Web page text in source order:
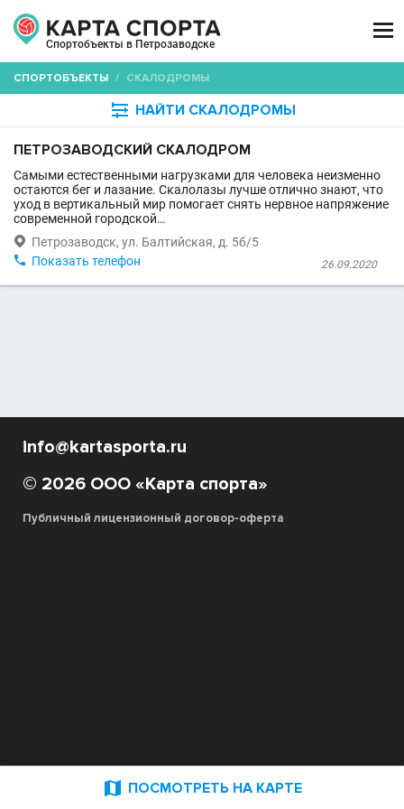
Спортобъекты в Петрозаводске

СПОРТОБЪЕКТЫ / СКАЛОДРОМЫ
 НАЙТИ СКАЛОДРОМЫ
ПЕТРОЗАВОДСКИЙ СКАЛОДРОМ
Самыми естественными нагрузками для человека неизменно
остаются бег и лазание. Скалолазы лучше отлично знают, что
уход в вертикальный мир помогает снять нервное напряжение
современной городской…
 Петрозаводск, ул. Балтийская, д. 5б/5
26.09.2020
 Показать телефон
 ПОСМОТРЕТЬ НА КАРТЕ
info@kartasporta.ru
© 2026 ООО «Карта спорта»
Публичный лицензионный договор-оферта